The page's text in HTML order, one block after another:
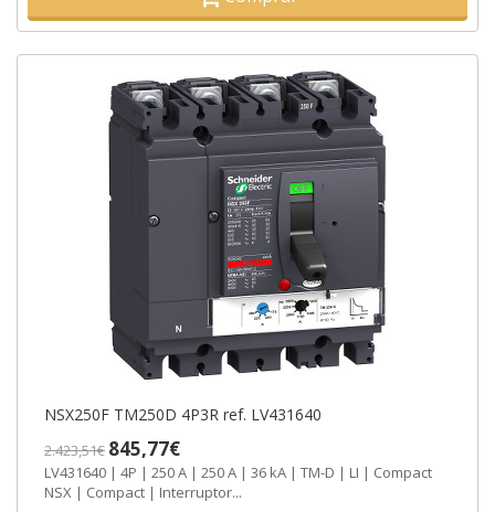
NSX250F TM250D 4P3R ref. LV431640
2.423,51€ 845,77€
LV431640 | 4P | 250 A | 250 A | 36 kA | TM-D | LI | Compact
NSX | Compact | Interruptor...